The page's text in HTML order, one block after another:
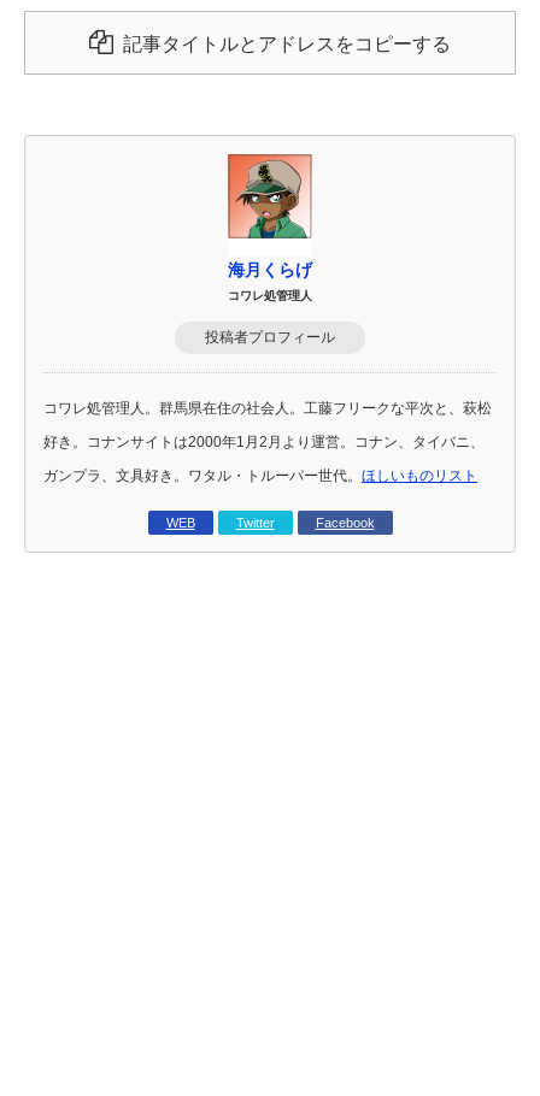
記事タイトルとアドレスをコピーする
海月くらげ
コワレ処管理人
投稿者プロフィール
コワレ処管理人。群馬県在住の社会人。工藤フリークな平次と、萩松
好き。コナンサイトは2000年1月2月より運営。コナン、タイバニ、
ガンプラ、文具好き。ワタル・トルーパー世代。 ほしいものリスト
WEB Twitter Facebook